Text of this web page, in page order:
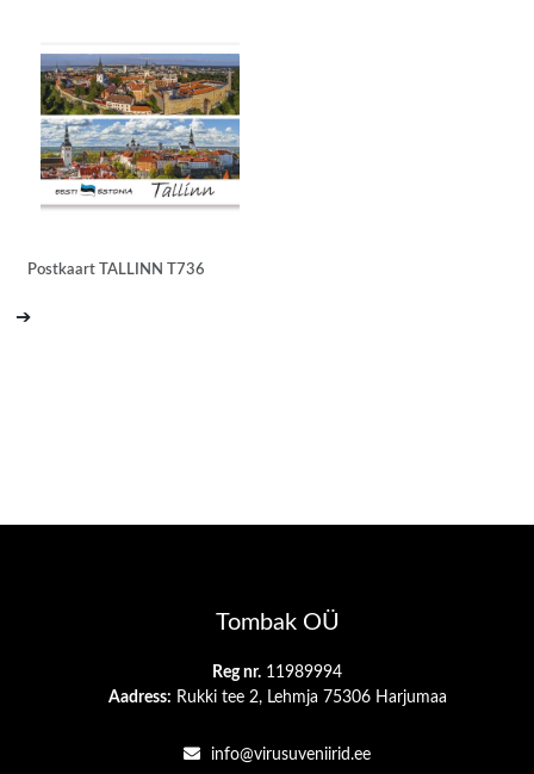
Postkaart TALLINN T736
➔
Tombak OÜ
Reg nr. 11989994
Aadress: Rukki tee 2, Lehmja 75306 Harjumaa
info@virusuveniirid.ee